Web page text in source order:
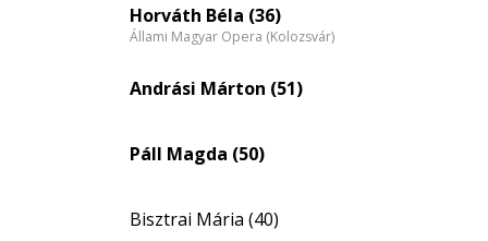
eloszlás
nagyítása
Horváth Béla (36)
Állami Magyar Opera (Kolozsvár)
Andrási Márton (51)
Páll Magda (50)
Bisztrai Mária (40)